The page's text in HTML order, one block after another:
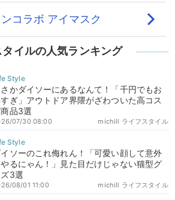
タイルの人気ランキング
さかダイソーにあるなんて！「千円でもお
ぎ」アウトドア界隈がざわついた高コス
品3選
michill ライフスタイル
07/30 08:00
イソーのこれ侮れん！「可愛い顔して意外
やるにゃん！」見た目だけじゃない猫型グ
ズ3選
michill ライフスタイル
08/01 11:00